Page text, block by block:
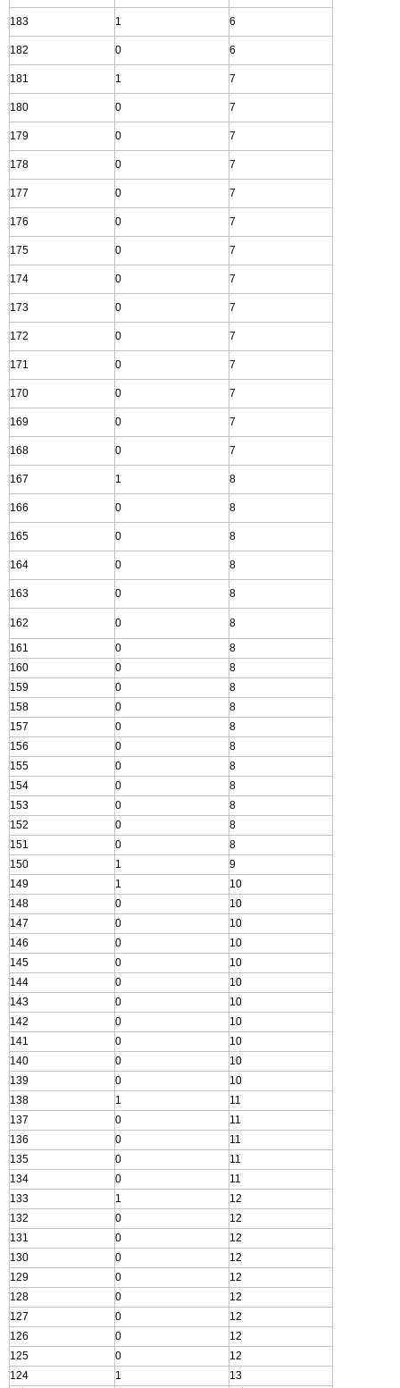
183 1 6
182 0 6
181 1 7
180 0 7
179 0 7
178 0 7
177 0 7
176 0 7
175 0 7
174 0 7
173 0 7
172 0 7
171 0 7
170 0 7
169 0 7
168 0 7
167 1 8
166 0 8
165 0 8
164 0 8
163 0 8
162 0
8
161
0
8
160
0
8
159
0
8
158
0
8
157
0
8
156
0
8
155
0
8
154
0
8
153
0
8
152
0
8
151
0
8
150
1
9
149
1
10
148
0
10
147
0
10
146
0
10
145
0
10
144
0
10
143
0
10
142
0
10
141
0
10
140
0
10
139
0
10
138
1
11
137
0
11
136
0
11
135
0
11
134
0
11
133
1
12
132
0
12
131
0
12
130
0
12
129
0
12
128
0
12
127
0
12
126
0
12
125
0
12
124
1
13